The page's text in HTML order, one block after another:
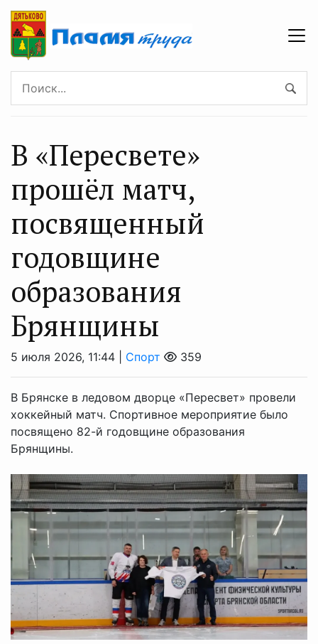
В «Пересвете»
прошёл матч,
посвященный
годовщине
образования
Брянщины
5 июля 2026, 11:44 | Спорт 359
В Брянске в ледовом дворце «Пересвет» провели
хоккейный матч. Спортивное мероприятие было
посвящено 82-й годовщине образования
Брянщины.